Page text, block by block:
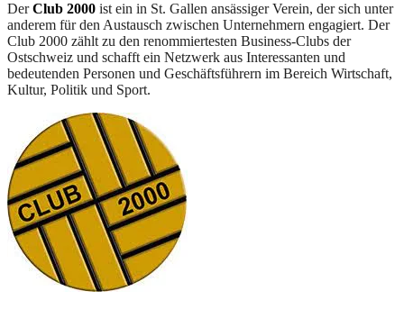
DerClub 2000 ist ein in St. Gallen ansässiger Verein, der sich unter
anderem für den Austausch zwischen Unternehmern engagiert. Der
Club 2000 zählt zu den renommiertesten Business-Clubs der
Ostschweiz und schafft ein Netzwerk aus Interessanten und
bedeutenden Personen und Geschäftsführern im Bereich Wirtschaft,
Kultur, Politik und Sport.